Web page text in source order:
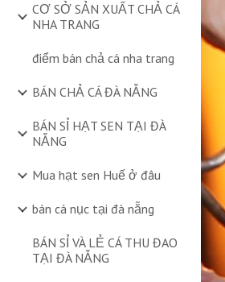
CƠ SỞ SẢN XUẤT CHẢ CÁ
NHA TRANG
điểm bán chả cá nha trang
BÁN CHẢ CÁ ĐÀ NẴNG
BÁN SỈ HẠT SEN TẠI ĐÀ
NẴNG
Mua hạt sen Huế ở đâu
bán cá nục tại đà nẵng
BÁN SỈ VÀ LẺ CÁ THU ĐAO
TẠI ĐÀ NẴNG